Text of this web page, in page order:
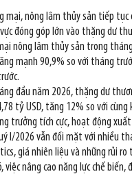
mại, nông lâm thủy sản tiếp
đóng góp lớn vào thặng dư
nông lâm thủy sản trong
mạnh 90,9% so với tháng
đầu năm 2026, thặng dư
tỷ USD, tăng 12% so với cùng
trưởng tích cực, hoạt động
I/2026 vẫn đối mặt với nhiều
giá nhiên liệu và những rủi
việc nâng cao năng lực chế